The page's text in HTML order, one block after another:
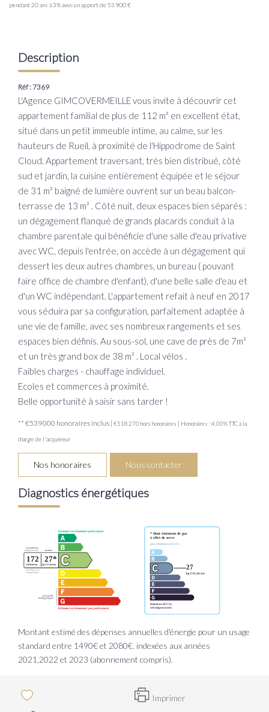
Intranet
pendant 20 ans à 3% avec un apport de 53 900 €
Description
Réf : 7369
L'Agence GIMCOVERMEILLE vous invite à découvrir cet
appartement familial de plus de 112 m² en excellent état,
situé dans un petit immeuble intime, au calme, sur les
hauteurs de Rueil, à proximité de l'Hippodrome de Saint
Cloud. Appartement traversant, très bien distribué, côté
sud et jardin, la cuisine entièrement équipée et le séjour
de 31 m² baigné de lumière ouvrent sur un beau balcon-
terrasse de 13 m² . Côté nuit, deux espaces bien séparés :
un dégagement flanqué de grands placards conduit à la
chambre parentale qui bénéficie d'une salle d'eau privative
avec WC, depuis l'entrée, on accède à un dégagement qui
dessert les deux autres chambres, un bureau ( pouvant
faire office de chambre d'enfant), d'une belle salle d'eau et
d'un WC indépendant. L'appartement refait à neuf en 2017
vous séduira par sa configuration, parfaitement adaptée à
une vie de famille, avec ses nombreux rangements et ses
espaces bien définis. Au sous-sol, une cave de près de 7m²
et un très grand box de 38 m² . Local vélos .
Faibles charges - chauffage individuel.
Ecoles et commerces à proximité.
Belle opportunité à saisir sans tarder !
** €539 000 honoraires inclus | €518 270 hors honoraires | Honoraires : 4.00% TTC à la
charge de l'acquéreur
Nos honoraires Nous contacter
Diagnostics énergétiques
Montant estimé des dépenses annuelles d'énergie pour un usage
standard entre 1490€ et 2080€. indexées aux années
2021,2022 et 2023 (abonnement compris).
Imprimer